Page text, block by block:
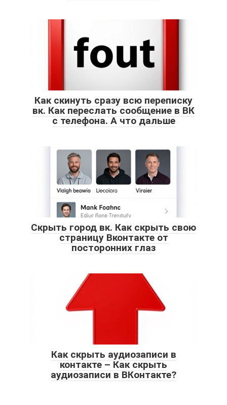
Как скинуть сразу всю переписку
вк. Как переслать сообщение в ВК
с телефона. А что дальше
Скрыть город вк. Как скрыть свою
страницу Вконтакте от
посторонних глаз
Как скрыть аудиозаписи в
контакте – Как скрыть
аудиозаписи в ВКонтакте?